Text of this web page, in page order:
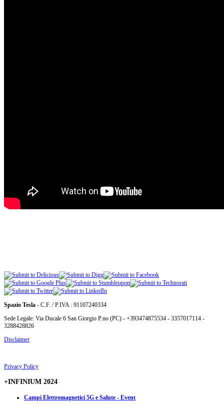
Spazio Tesla - C.F. / P.IVA : 91107240334
Sede Legale: Via Ducale 6 San Giorgio P.no (PC) - +393474875534 - 3357017114 -
3288428826
Disclaimer
Privacy Policy
+INFINIUM 2024
Campi Elettromagnetici 5G e Salute - Event